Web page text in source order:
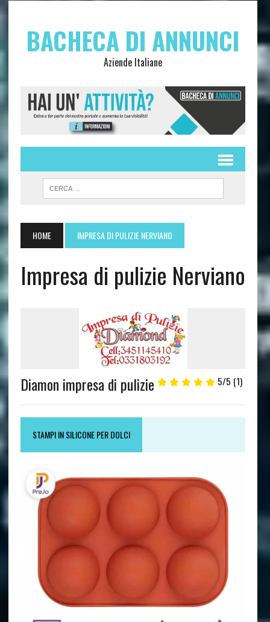
BACHECA DI ANNUNCI
Aziende Italiane
HOME IMPRESA DI PULIZIE NERVIANO
Impresa di pulizie Nerviano
Diamon impresa di pulizie 5/5 (1)
STAMPI IN SILICONE PER DOLCI